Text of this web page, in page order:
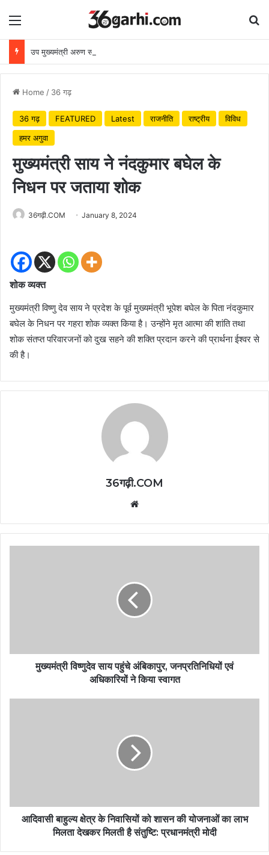
Menu
Home / 36 गढ़
36 गढ़ FEATURED Latest राजनीति राष्ट्रीय
विविध
हमर अगुवा
मुख्यमंत्री साय ने नंदकुमार बघेल के
निधन पर जताया शोक
36गढ़ी.COM January 8, 2024
शोक व्यक्त
मुख्यमंत्री विष्णु देव साय ने प्रदेश के पूर्व मुख्यमंत्री भूपेश बघेल के पिता नंदकुमार
बघेल के निधन पर गहरा शोक व्यक्त किया है। उन्होंने मृत आत्मा की शांति तथा
शोक संतप्त परिवारजनों को दुख सहने की शक्ति प्रदान करने की प्रार्थना ईश्वर से
की है।
36गढ़ी.COM
मुख्यमंत्री विष्णुदेव साय पहुंचे अंबिकापुर, जनप्रतिनिधियों एवं
अधिकारियों ने किया स्वागत
आदिवासी बाहुल्य क्षेत्र के निवासियों को शासन की योजनाओं का लाभ
मिलता देखकर मिलती है संतुष्टि: प्रधानमंत्री मोदी